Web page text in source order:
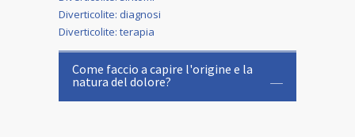
Diverticolite: diagnosi
Diverticolite: terapia
Come faccio a capire l'origine e la
natura del dolore?